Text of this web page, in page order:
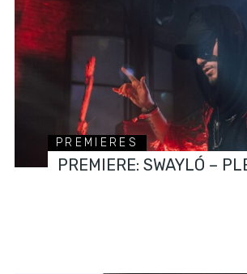
PREMIERES
PREMIERE: SWAYLÓ –